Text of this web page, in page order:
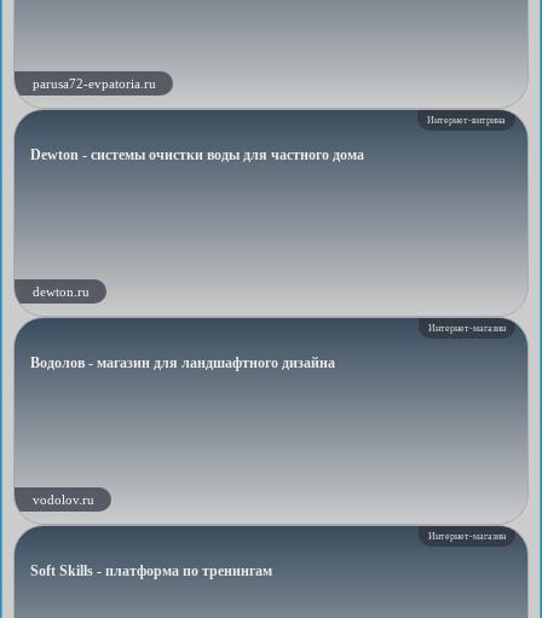
parusa72-evpatoria.ru
Интернет-витрина
Dewton - системы очистки воды для частного дома
dewton.ru
Интернет-магазин
Водолов - магазин для ландшафтного дизайна
vodolov.ru
Интернет-магазин
Soft Skills - платформа по тренингам